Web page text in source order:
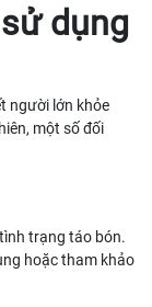
dụng
người lớn khỏe
một số đối
trạng táo bón.
hoặc tham khảo